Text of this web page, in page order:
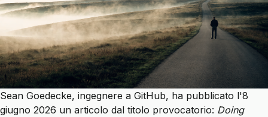
Sean Goedecke, ingegnere a GitHub, ha pubblicato l'8
giugno 2026 un articolo dal titolo provocatorio: Doing